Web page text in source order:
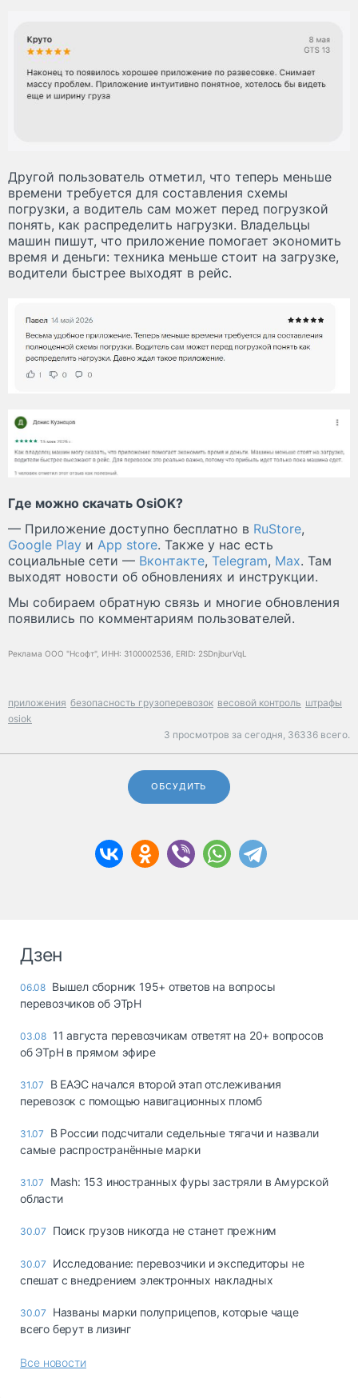
Другой пользователь отметил, что теперь меньше
времени требуется для составления схемы
погрузки, а водитель сам может перед погрузкой
понять, как распределить нагрузки. Владельцы
машин пишут, что приложение помогает экономить
время и деньги: техника меньше стоит на загрузке,
водители быстрее выходят в рейс.
Где можно скачать OsiOK?
— Приложение доступно бесплатно в RuStore,
Google Play и App store. Также у нас есть
социальные сети — Вконтакте, Telegram, Max. Там
выходят новости об обновлениях и инструкции.
Мы собираем обратную связь и многие обновления
появились по комментариям пользователей.
Реклама ООО "Нсофт", ИНН: 3100002536, ERID: 2SDnjburVqL
приложения безопасность грузоперевозок весовой контроль штрафы
osiok
3 просмотров за сегодня, 36336 всего.
ОБСУДИТЬ
Дзен
06.08 Вышел сборник 195+ ответов на вопросы
перевозчиков об ЭТрН
03.08 11 августа перевозчикам ответят на 20+ вопросов
об ЭТрН в прямом эфире
31.07
В ЕАЭС начался второй этап отслеживания
перевозок с помощью навигационных пломб
31.07
В России подсчитали седельные тягачи и назвали
самые распространённые марки
31.07
Mash: 153 иностранных фуры застряли в Амурской
области
30.07 Поиск грузов никогда не станет прежним
30.07
Исследование: перевозчики и экспедиторы не
спешат с внедрением электронных накладных
30.07
Названы марки полуприцепов, которые чаще
всего берут в лизинг
Все новости